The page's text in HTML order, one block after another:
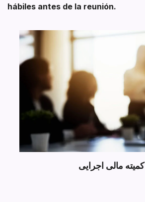
hábiles antes de la reunión.
کمیته مالی اجرایی